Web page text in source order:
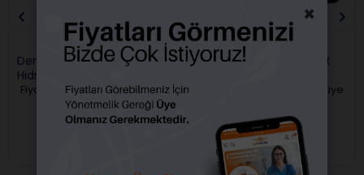
Dentsply Dycal Kalsiyum
Hidroksit Pat
Fiyatları görebilmek için üye
girişi yapmalısınız.
Kalsin Kalsiyum Hidroksit
Fiyatları görebilmek için üye
×